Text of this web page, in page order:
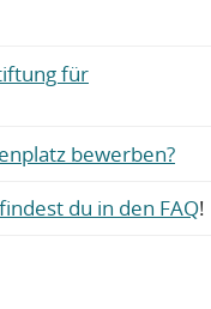
für
bewerben?
du in den FAQ!